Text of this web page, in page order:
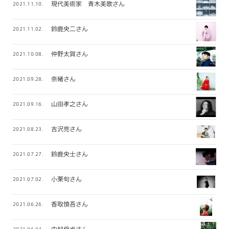
2021.11.10. 現代美術家 青木美歌さん
2021.11.02. 鈴鹿央二さん
2021.10.08. 仲野太賀さん
2021.09.28. 奈緒さん
2021.09.16. 山田孝之さん
2021.08.23. 吉沢亮さん
2021.07.27. 鈴鹿央士さん
2021.07.02. 小栗旬さん
2021.06.26. 香取慎吾さん